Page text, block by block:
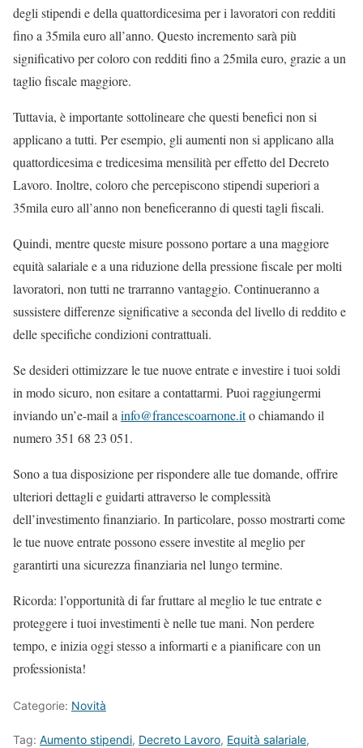
degli stipendi e della quattordicesima per i lavoratori con redditi
fino a 35mila euro all’anno. Questo incremento sarà più
significativo per coloro con redditi fino a 25mila euro, grazie a un
taglio fiscale maggiore.
Tuttavia, è importante sottolineare che questi benefici non si
applicano a tutti. Per esempio, gli aumenti non si applicano alla
quattordicesima e tredicesima mensilità per effetto del Decreto
Lavoro. Inoltre, coloro che percepiscono stipendi superiori a
35mila euro all’anno non beneficeranno di questi tagli fiscali.
Quindi, mentre queste misure possono portare a una maggiore
equità salariale e a una riduzione della pressione fiscale per molti
lavoratori, non tutti ne trarranno vantaggio. Continueranno a
sussistere differenze significative a seconda del livello di reddito e
delle specifiche condizioni contrattuali.
Se desideri ottimizzare le tue nuove entrate e investire i tuoi soldi
in modo sicuro, non esitare a contattarmi. Puoi raggiungermi
inviando un’e-mail a info@francescoarnone.ito chiamando il
numero 351 68 23 051.
Sono a tua disposizione per rispondere alle tue domande, offrire
ulteriori dettagli e guidarti attraverso le complessità
dell’investimento finanziario. In particolare, posso mostrarti come
le tue nuove entrate possono essere investite al meglio per
garantirti una sicurezza finanziaria nel lungo termine.
Ricorda: l’opportunità di far fruttare al meglio le tue entrate e
proteggere i tuoi investimenti è nelle tue mani. Non perdere
tempo, e inizia oggi stesso a informarti e a pianificare con un
professionista!
Categorie: Novità
Tag: Aumento stipendi, Decreto Lavoro, Equità salariale,